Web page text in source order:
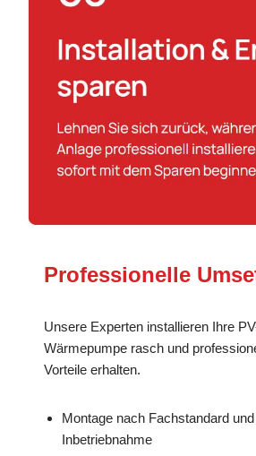
Professionelle
Unsere Experten installieren Ihre
Wärmepumpe rasch und
Vorteile erhalten.
Montage nach Fachstandard
Inbetriebnahme